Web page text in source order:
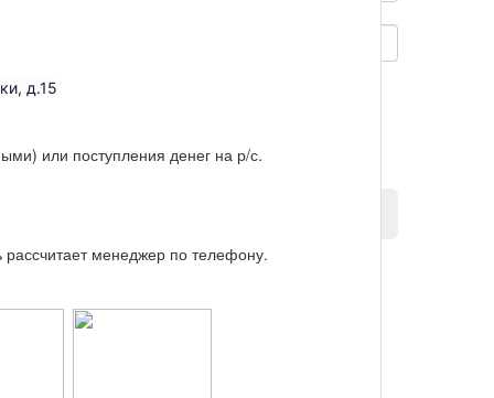
д.15
или поступления денег на р/с.
менеджер по телефону.